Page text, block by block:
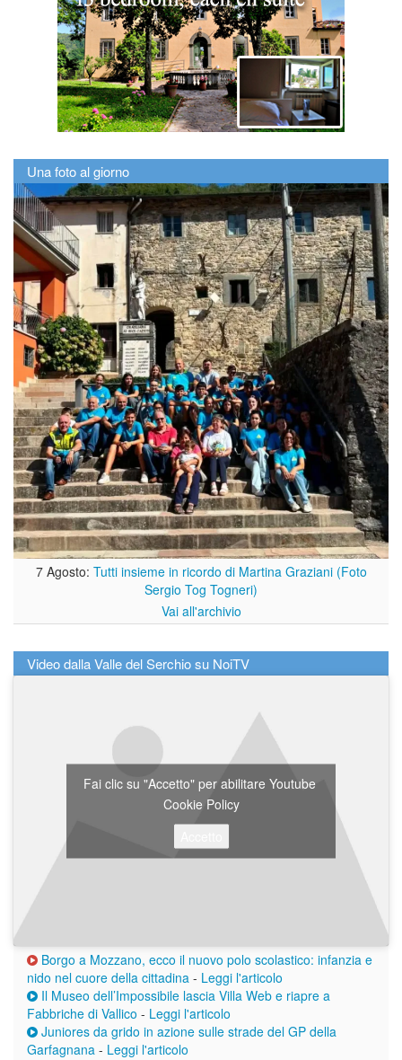
Una foto al giorno
7 Agosto: Tutti insieme in ricordo di Martina Graziani (Foto
Sergio Tog Togneri)
Vai all'archivio
Video dalla Valle del Serchio su NoiTV
Fai clic su "Accetto" per abilitare Youtube
Cookie Policy
Borgo a Mozzano, ecco il nuovo polo scolastico: infanzia e
nido nel cuore della cittadina - Leggi l'articolo
Il Museo dell’Impossibile lascia Villa Web e riapre a
Fabbriche di Vallico - Leggi l'articolo
Juniores da grido in azione sulle strade del GP della
Garfagnana - Leggi l'articolo